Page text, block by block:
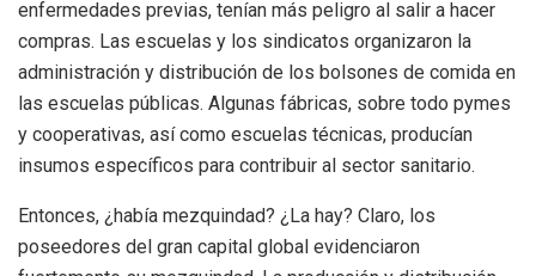
enfermedades previas, tenían más peligro al salir a hacer
compras. Las escuelas y los sindicatos organizaron la
administración y distribución de los bolsones de comida en
las escuelas públicas. Algunas fábricas, sobre todo pymes
y cooperativas, así como escuelas técnicas, producían
insumos específicos para contribuir al sector sanitario.
Entonces, ¿había mezquindad? ¿La hay? Claro, los
poseedores del gran capital global evidenciaron